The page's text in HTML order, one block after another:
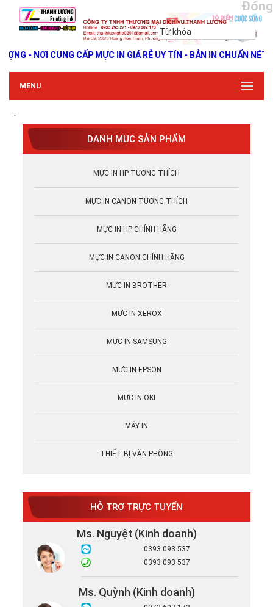
Đóng
- NƠI CUNG CẤP MỰC IN GIÁ RẺ UY TÍN - BẢN IN CHUẨN NÉT -
MENU
`
DANH MỤC SẢN PHẨM
MỰC IN HP TƯƠNG THÍCH
MỰC IN CANON TƯƠNG THÍCH
MỰC IN HP CHÍNH HÃNG
MỰC IN CANON CHÍNH HÃNG
MỰC IN BROTHER
MỰC IN XEROX
MỰC IN SAMSUNG
MỰC IN EPSON
MỰC IN OKI
MÁY IN
THIẾT BỊ VĂN PHÒNG
HỖ TRỢ TRỰC TUYẾN
Ms. Nguyệt (Kinh doanh)
0393 093 537
0393 093 537
Ms. Quỳnh (Kinh doanh)